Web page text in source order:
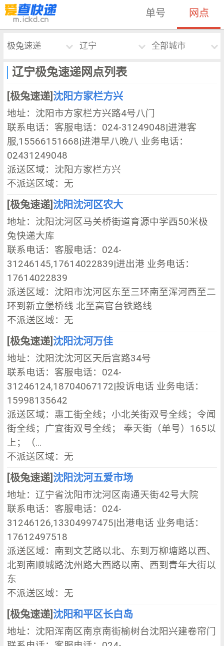
单号 网点
极兔速递 辽宁 全部城市
辽宁极兔速递网点列表
[极兔速递] 沈阳方家栏方兴
地址：沈阳市方家栏方兴路4号八门
联系电话：客服电话：024-31249048|进港客
服,15566151668|进港早八晚八 业务电话：
02431249048
派送区域：沈阳方家栏方兴
不派送区域：无
[极兔速递] 沈阳沈河区农大
地址：沈阳沈河区马关桥街道育源中学西50米极
兔快递大库
联系电话：客服电话：024-
31246145,17614022839|进出港 业务电话：
17614022839
派送区域：沈阳市沈河区东至三环南至浑河西至二
环到新立堡桥线 北至高官台铁路线
不派送区域：无
[极兔速递] 沈阳沈河万佳
地址：沈阳沈沈河区天后宫路34号
联系电话：客服电话：024-
31246124,18704067172|投诉电话 业务电话：
15998135642
派送区域：惠工街全线；小北关街双号全线；令闻
街全线；广宜街双号全线； 奉天街（单号）165以
上；（...
不派送区域：无
[极兔速递] 沈阳沈河五爱市场
地址：辽宁省沈阳市沈河区南通天街42号大院
联系电话：客服电话：024-
31246126,13304997475|出港电话 业务电话：
17612497518
派送区域：南到文艺路以北、东到万柳塘路以西、
北到南顺城路沈州路大西路以南、西到青年大街以
东
不派送区域：无
[极兔速递] 沈阳和平区长白岛
地址：沈阳浑南区南京南街榆树台沈阳兴建卷帘门